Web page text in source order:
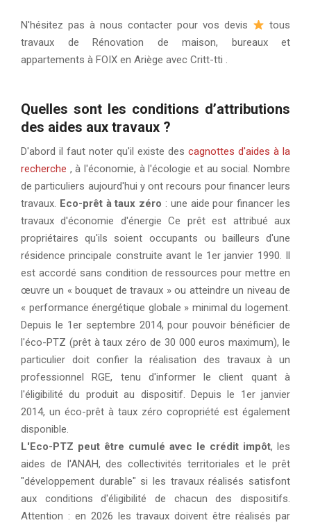
N'hésitez pas à nous contacter pour vos devis
tous
travaux de Rénovation de maison, bureaux et
appartements à FOIX en Ariège avec Critt-tti .
Quelles sont les conditions d’attributions
des aides aux travaux ?
D'abord il faut noter qu'il existe des cagnottes d'aides à la
recherche , à l'économie, à l'écologie et au social. Nombre
de particuliers aujourd'hui y ont recours pour financer leurs
travaux. Eco-prêt à taux zéro : une aide pour financer les
travaux d'économie d'énergie Ce prêt est attribué aux
propriétaires qu'ils soient occupants ou bailleurs d'une
résidence principale construite avant le 1er janvier 1990. Il
est accordé sans condition de ressources pour mettre en
œuvre un « bouquet de travaux » ou atteindre un niveau de
« performance énergétique globale » minimal du logement.
Depuis le 1er septembre 2014, pour pouvoir bénéficier de
l'éco-PTZ (prêt à taux zéro de 30 000 euros maximum), le
particulier doit confier la réalisation des travaux à un
professionnel RGE, tenu d'informer le client quant à
l'éligibilité du produit au dispositif. Depuis le 1er janvier
2014, un éco-prêt à taux zéro copropriété est également
disponible.
L'Eco-PTZ peut être cumulé avec le crédit impôt, les
aides de l'ANAH, des collectivités territoriales et le prêt
"développement durable" si les travaux réalisés satisfont
aux conditions d'éligibilité de chacun des dispositifs.
Attention : en 2026 les travaux doivent être réalisés par